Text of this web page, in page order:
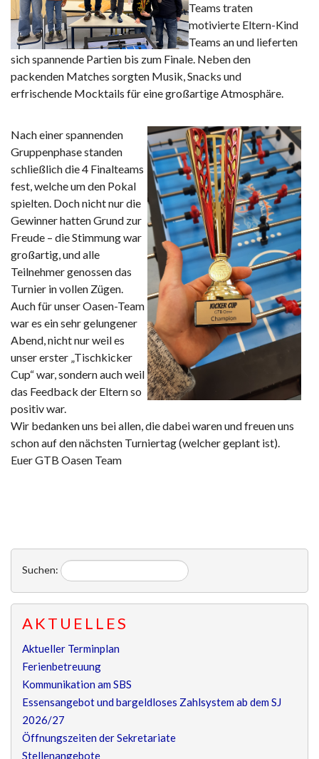
Teams traten
motivierte Eltern-Kind
Teams an und lieferten
sich spannende Partien bis zum Finale. Neben den
packenden Matches sorgten Musik, Snacks und
erfrischende Mocktails für eine großartige Atmosphäre.
Nach einer spannenden
Gruppenphase standen
schließlich die 4 Finalteams
fest, welche um den Pokal
spielten. Doch nicht nur die
Gewinner hatten Grund zur
Freude – die Stimmung war
großartig, und alle
Teilnehmer genossen das
Turnier in vollen Zügen.
Auch für unser Oasen-Team
war es ein sehr gelungener
Abend, nicht nur weil es
unser erster „Tischkicker
Cup“ war, sondern auch weil
das Feedback der Eltern so
positiv war.
Wir bedanken uns bei allen, die dabei waren und freuen uns
schon auf den nächsten Turniertag (welcher geplant ist).
Euer GTB Oasen Team
Suchen:
AKTUELLES
Aktueller Terminplan
Ferienbetreuung
Kommunikation am SBS
Essensangebot und bargeldloses Zahlsystem ab dem SJ
2026/27
Öffnungszeiten der Sekretariate
Stellenangebote